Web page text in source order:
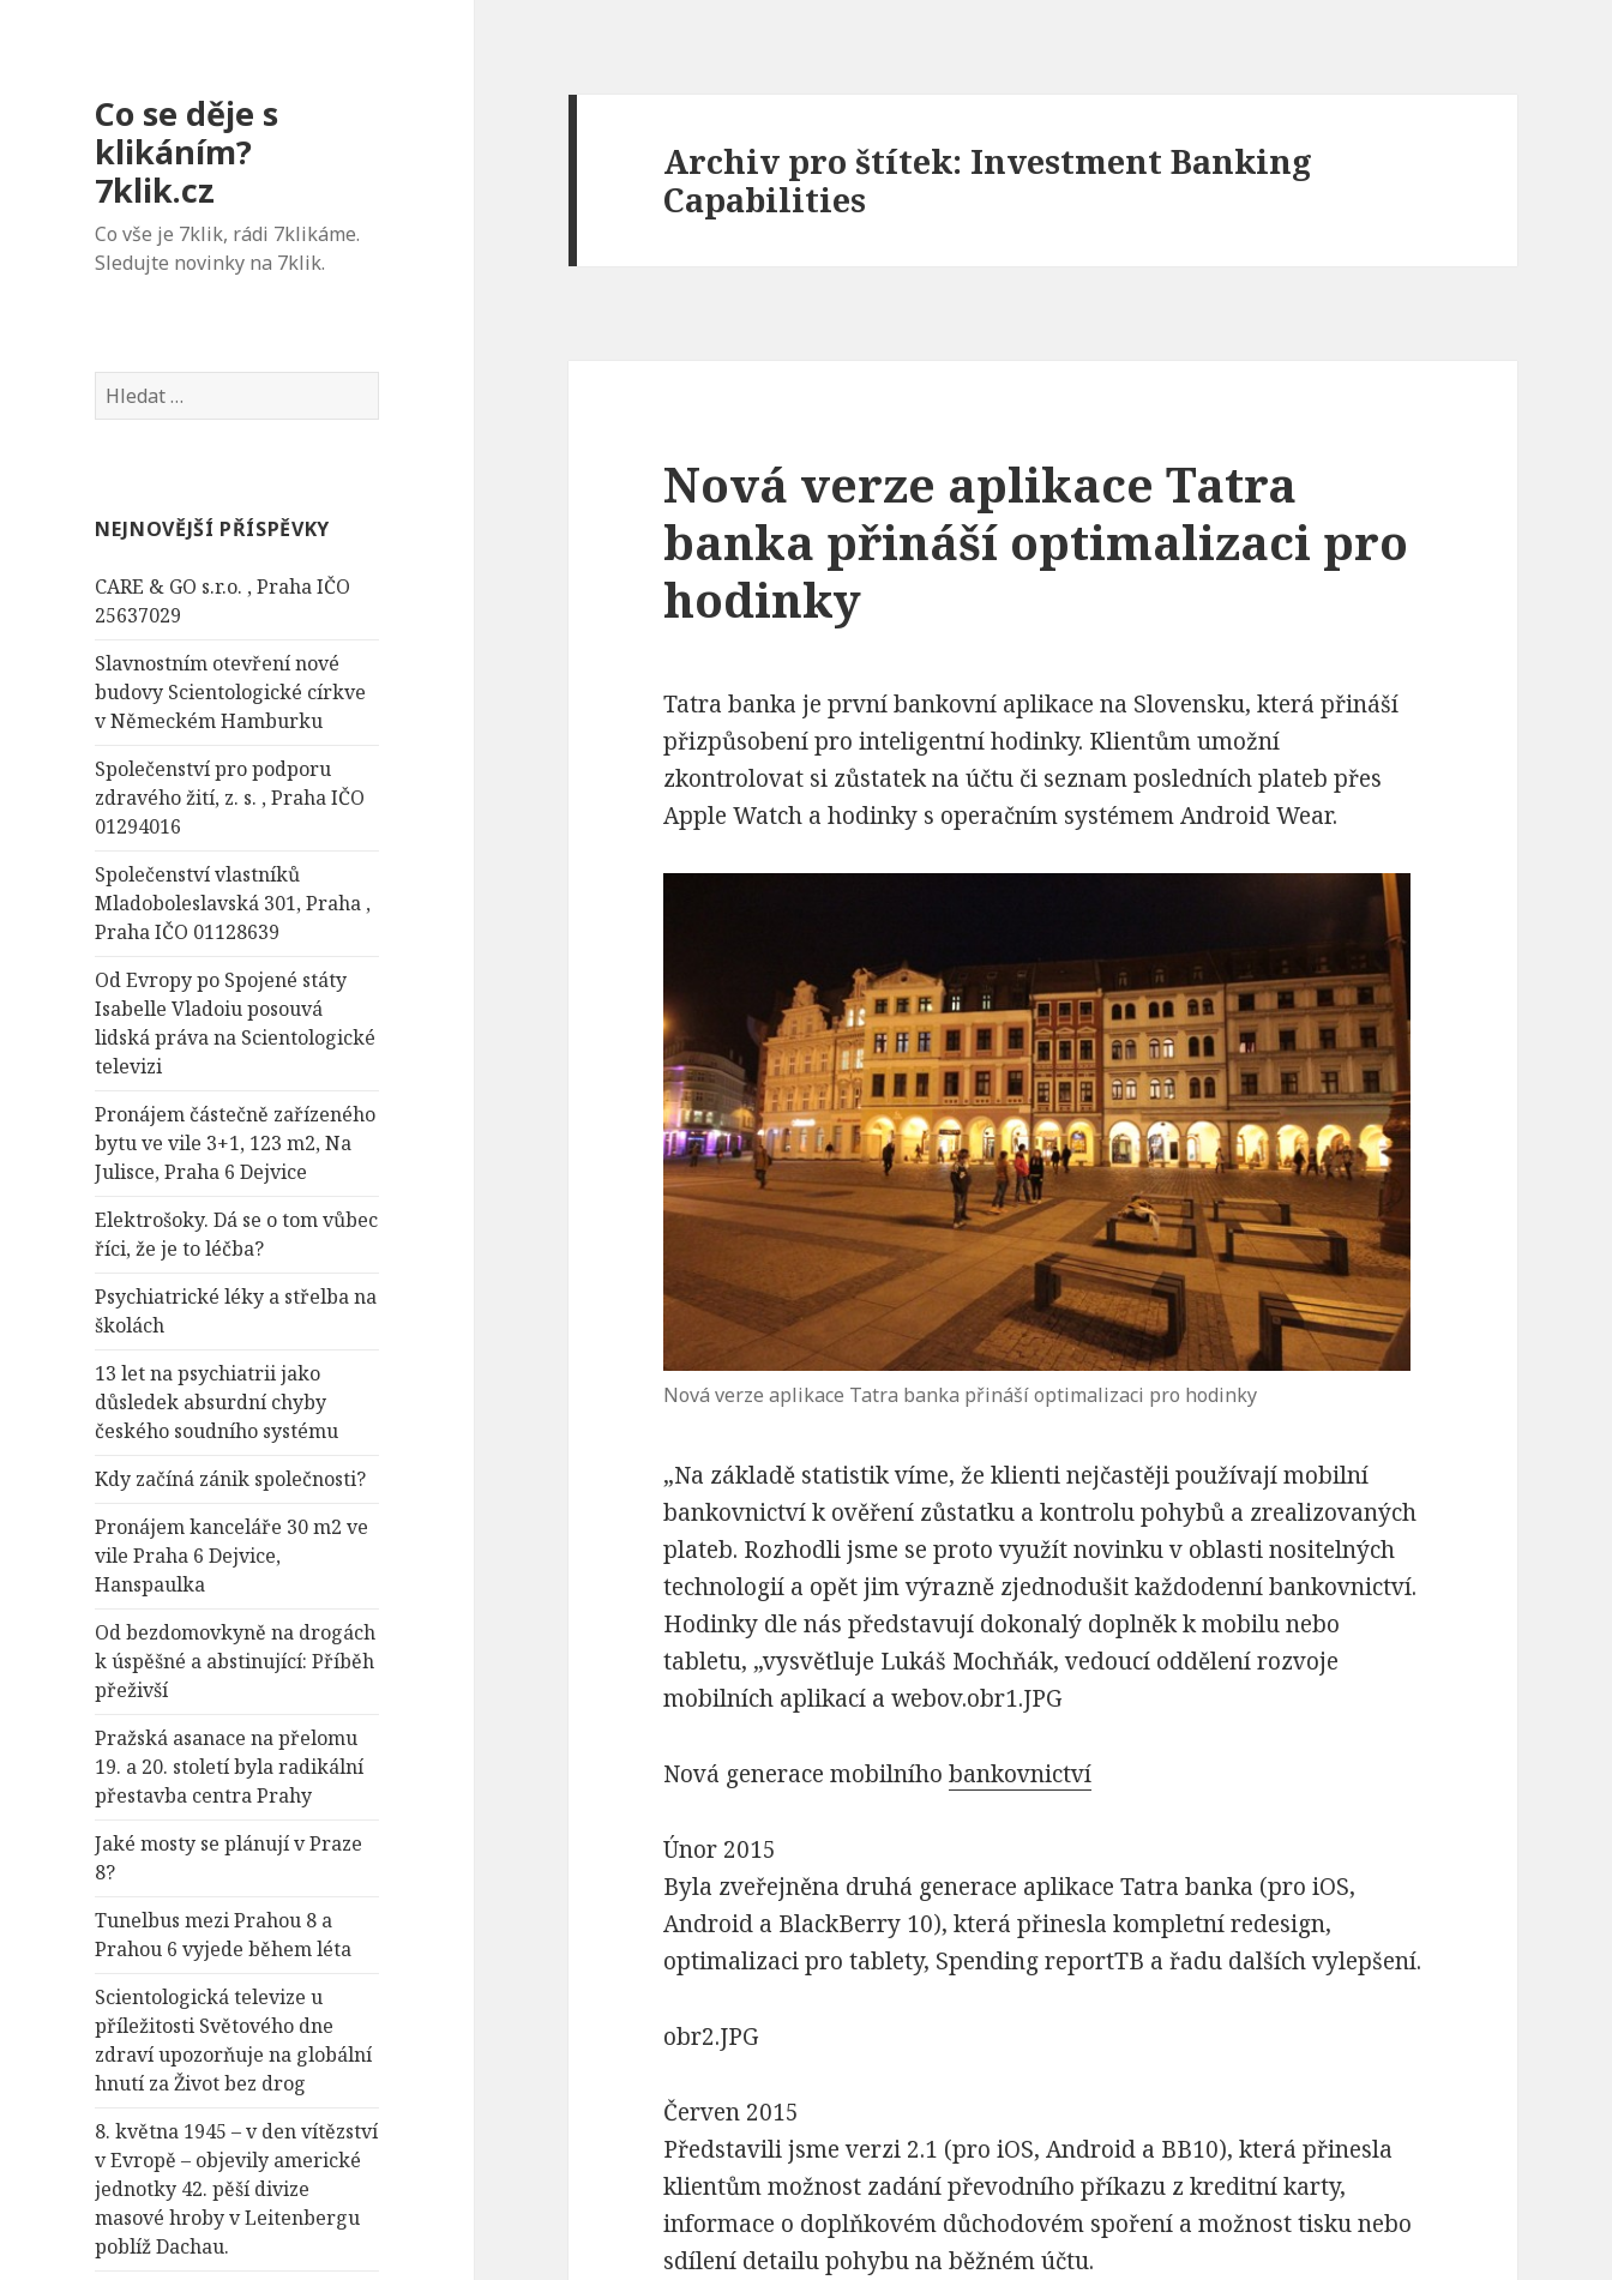
Co se děje s
klikáním?
7klik.cz
Co vše je 7klik, rádi 7klikáme.
Sledujte novinky na 7klik.
V
y
d
v
á
í
NEJNOVĚJŠÍ PŘÍSPĚVKY
CARE & GO s.r.o. , Praha IČO
25637029
Slavnostním otevření nové
budovy Scientologické církve
v Německém Hamburku
Společenství pro podporu
zdravého žití, z. s. , Praha IČO
01294016
Společenství vlastníků
Mladoboleslavská 301, Praha ,
Praha IČO 01128639
Od Evropy po Spojené státy
Isabelle Vladoiu posouvá
lidská práva na Scientologické
televizi
Pronájem částečně zařízeného
bytu ve vile 3+1, 123 m2, Na
Julisce, Praha 6 Dejvice
Elektrošoky. Dá se o tom vůbec
říci, že je to léčba?
Psychiatrické léky a střelba na
školách
13 let na psychiatrii jako
důsledek absurdní chyby
českého soudního systému
Kdy začíná zánik společnosti?
Pronájem kanceláře 30 m2 ve
vile Praha 6 Dejvice,
Hanspaulka
Od bezdomovkyně na drogách
k úspěšné a abstinující: Příběh
přeživší
Pražská asanace na přelomu
19. a 20. století byla radikální
přestavba centra Prahy
Jaké mosty se plánují v Praze
8?
Tunelbus mezi Prahou 8 a
Prahou 6 vyjede během léta
Scientologická televize u
příležitosti Světového dne
zdraví upozorňuje na globální
hnutí za Život bez drog
8. května 1945 – v den vítězství
v Evropě – objevily americké
jednotky 42. pěší divize
masové hroby v Leitenbergu
poblíž Dachau.
Archiv pro štítek: Investment Banking
Capabilities
Nová verze aplikace Tatra
banka přináší optimalizaci pro
hodinky
Tatra banka je první bankovní aplikace na Slovensku, která přináší
přizpůsobení pro inteligentní hodinky. Klientům umožní
zkontrolovat si zůstatek na účtu či seznam posledních plateb přes
Apple Watch a hodinky s operačním systémem Android Wear.
Nová verze aplikace Tatra banka přináší optimalizaci pro hodinky
„Na základě statistik víme, že klienti nejčastěji používají mobilní
bankovnictví k ověření zůstatku a kontrolu pohybů a zrealizovaných
plateb. Rozhodli jsme se proto využít novinku v oblasti nositelných
technologií a opět jim výrazně zjednodušit každodenní bankovnictví.
Hodinky dle nás představují dokonalý doplněk k mobilu nebo
tabletu, „vysvětluje Lukáš Mochňák, vedoucí oddělení rozvoje
mobilních aplikací a webov.obr1.JPG
Nová generace mobilníhobankovnictví
Únor 2015
Byla zveřejněna druhá generace aplikace Tatra banka (pro iOS,
Android a BlackBerry 10), která přinesla kompletní redesign,
optimalizaci pro tablety, Spending reportTB a řadu dalších vylepšení.
obr2.JPG
Červen 2015
Představili jsme verzi 2.1 (pro iOS, Android a BB10), která přinesla
klientům možnost zadání převodního příkazu z kreditní karty,
informace o doplňkovém důchodovém spoření a možnost tisku nebo
sdílení detailu pohybu na běžném účtu.